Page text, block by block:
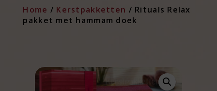
Home / Kerstpakketten / Rituals Relax
pakket met hammam doek